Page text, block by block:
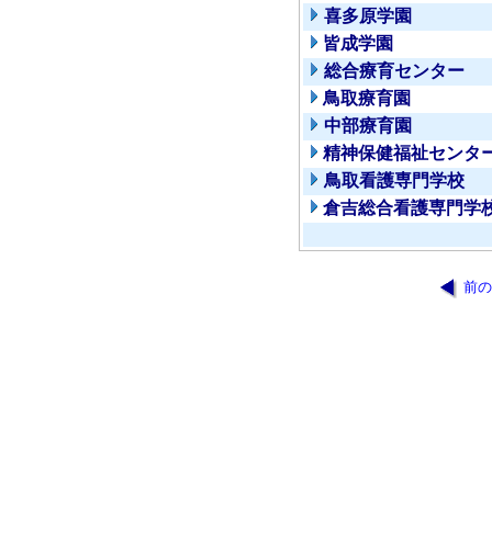
喜多原学園
皆成学園
総合療育センター
鳥取療育園
中部療育園
精神保健福祉センタ
鳥取看護専門学校
倉吉総合看護専門学
前